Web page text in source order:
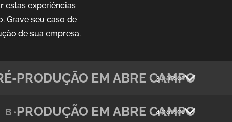
estas experiências
Grave seu caso de
de sua empresa.
PRODUÇÃO EM ABRE CAMPO
3 passos
B •PRODUÇÃO EM ABRE CAMPO
4 passos